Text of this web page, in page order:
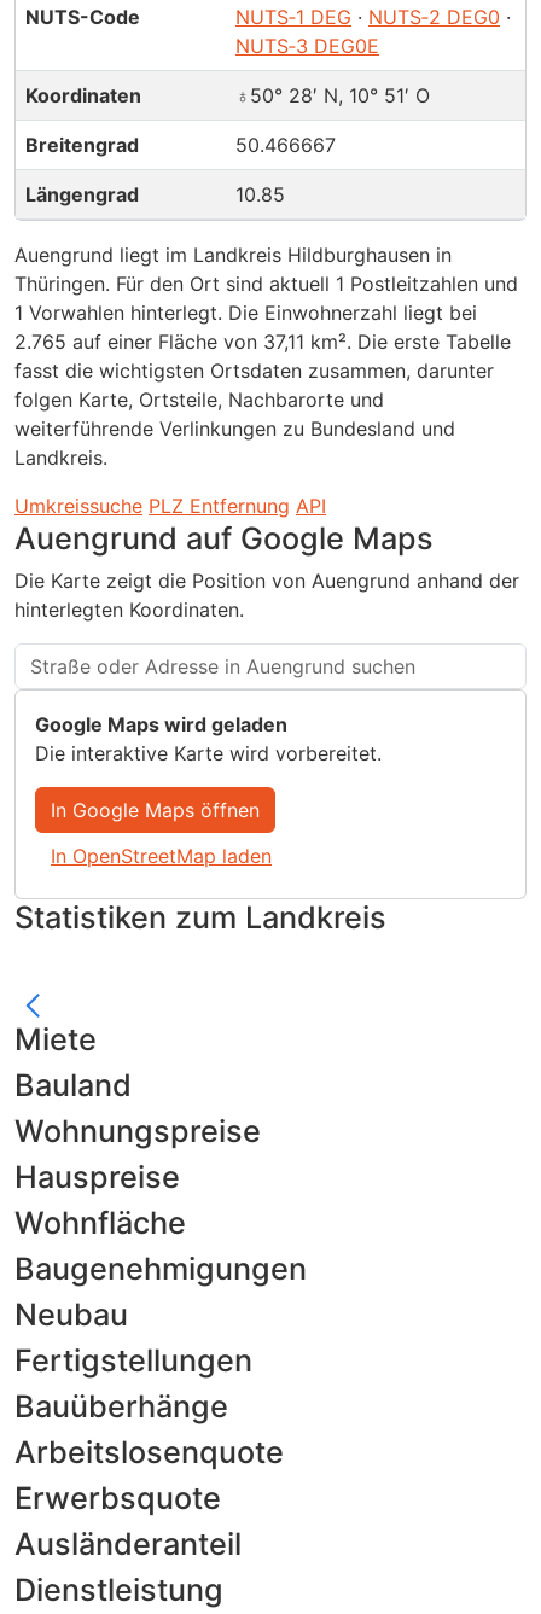
NUTS-Code NUTS‑1 DEG · NUTS‑2 DEG0 ·
NUTS‑3 DEG0E
Koordinaten ♁50° 28′ N, 10° 51′ O
Breitengrad 50.466667
Längengrad 10.85
Auengrund liegt im Landkreis Hildburghausen in
Thüringen. Für den Ort sind aktuell 1 Postleitzahlen und
1 Vorwahlen hinterlegt. Die Einwohnerzahl liegt bei
2.765 auf einer Fläche von 37,11 km². Die erste Tabelle
fasst die wichtigsten Ortsdaten zusammen, darunter
folgen Karte, Ortsteile, Nachbarorte und
weiterführende Verlinkungen zu Bundesland und
Landkreis.
Umkreissuche PLZ Entfernung API
Auengrund auf Google Maps
Die Karte zeigt die Position von Auengrund anhand der
hinterlegten Koordinaten.
Google Maps wird geladen
Die interaktive Karte wird vorbereitet.
In Google Maps öffnen
In OpenStreetMap laden
Statistiken zum Landkreis
Miete
Bauland
Wohnungspreise
Hauspreise
Wohnfläche
Baugenehmigungen
Neubau
Fertigstellungen
Bauüberhänge
Arbeitslosenquote
Erwerbsquote
Ausländeranteil
Dienstleistung